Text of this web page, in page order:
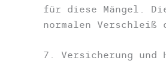
für diese Mängel.
normalen
7. Versicherung und